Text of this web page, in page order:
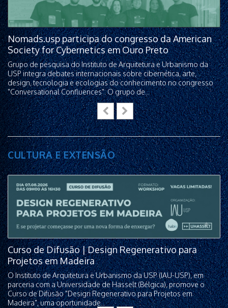
Nomads.usp participa do congresso da American
Society for Cybernetics em Ouro Preto
Grupo de pesquisa do Instituto de Arquitetura e Urbanismo da
USP integra debates internacionais sobre cibernética, arte,
design, tecnologia e ecologias do conhecimento no congresso
"Conversational Confluences". O grupo de...
CULTURA E EXTENSÃO
Curso de Difusão | Design Regenerativo para
Projetos em Madeira
O Instituto de Arquitetura e Urbanismo da USP (IAU-USP), em
parceria com a Universidade de Hasselt (Bélgica), promove o
Curso de Difusão "Design Regenerativo para Projetos em
Madeira", uma oportunidade...